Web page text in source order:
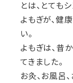
とは、とても
よもぎが、健
い。
よもぎは、昔
てきました。
お灸、お風呂、